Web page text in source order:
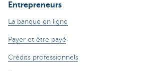
Entrepreneurs
La banque en ligne
Payer et être payé
Crédits professionnels